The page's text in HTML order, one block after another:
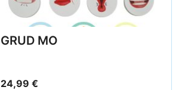
GRUD MO
24,99 €